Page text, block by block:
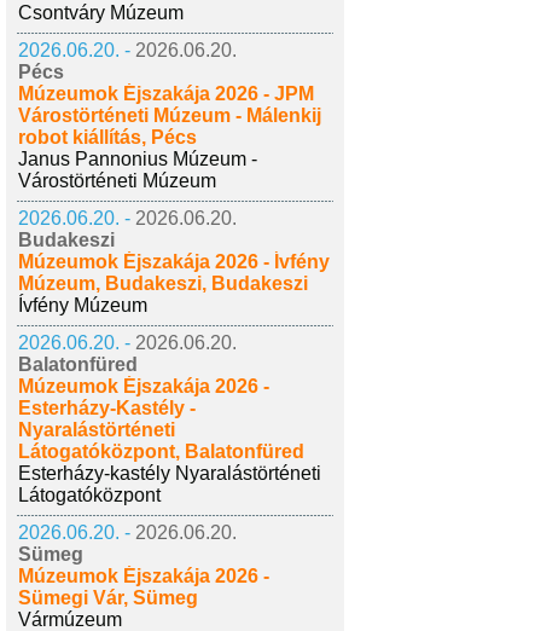
Csontváry Múzeum
2026.06.20. - 2026.06.20.
Pécs
Múzeumok Éjszakája 2026 - JPM
Várostörténeti Múzeum - Málenkij
robot kiállítás, Pécs
Janus Pannonius Múzeum -
Várostörténeti Múzeum
2026.06.20. - 2026.06.20.
Budakeszi
Múzeumok Éjszakája 2026 - Ívfény
Múzeum, Budakeszi, Budakeszi
Ívfény Múzeum
2026.06.20. - 2026.06.20.
Balatonfüred
Múzeumok Éjszakája 2026 -
Esterházy-Kastély -
Nyaralástörténeti
Látogatóközpont, Balatonfüred
Esterházy-kastély Nyaralástörténeti
Látogatóközpont
2026.06.20. - 2026.06.20.
Sümeg
Múzeumok Éjszakája 2026 -
Sümegi Vár, Sümeg
Vármúzeum